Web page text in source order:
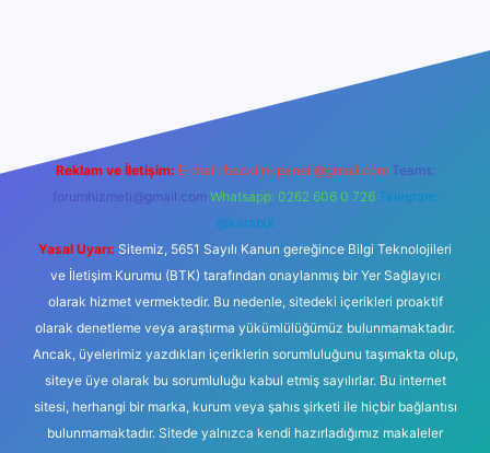
Reklam ve İletişim: E-mail: backlinkpaneli@gmail.com Teams:
forumhizmeti@gmail.com Whatsapp: 0262 606 0 726 Telegram:
@karabul
Yasal Uyarı: Sitemiz, 5651 Sayılı Kanun gereğince Bilgi Teknolojileri
ve İletişim Kurumu (BTK) tarafından onaylanmış bir Yer Sağlayıcı
olarak hizmet vermektedir. Bu nedenle, sitedeki içerikleri proaktif
olarak denetleme veya araştırma yükümlülüğümüz bulunmamaktadır.
Ancak, üyelerimiz yazdıkları içeriklerin sorumluluğunu taşımakta olup,
siteye üye olarak bu sorumluluğu kabul etmiş sayılırlar. Bu internet
sitesi, herhangi bir marka, kurum veya şahıs şirketi ile hiçbir bağlantısı
bulunmamaktadır. Sitede yalnızca kendi hazırladığımız makaleler